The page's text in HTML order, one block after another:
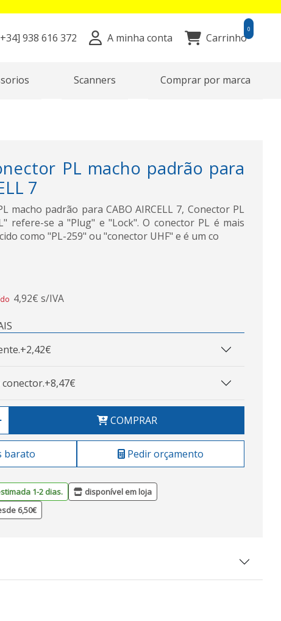
938 616 372 A minha conta Carrinho
0
Scanners Comprar por marca
PL macho padrão para
7
macho padrão para CABO AIRCELL 7, Conector PL
refere-se a "Plug" e "Lock". O conector PL é mais
como "PL-259" ou "conector UHF" e é um co
4,92€ s/IVA
+2,42€
+8,47€
COMPRAR
barato Pedir orçamento
1-2 dias.
disponível em loja
6,50€